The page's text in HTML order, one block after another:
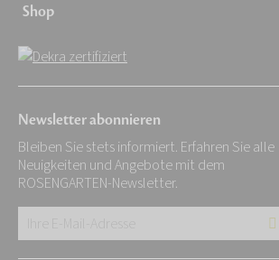
Shop
Newsletter abonnieren
Bleiben Sie stets informiert. Erfahren Sie alle
Neuigkeiten und Angebote mit dem
ROSENGARTEN-Newsletter.
E-